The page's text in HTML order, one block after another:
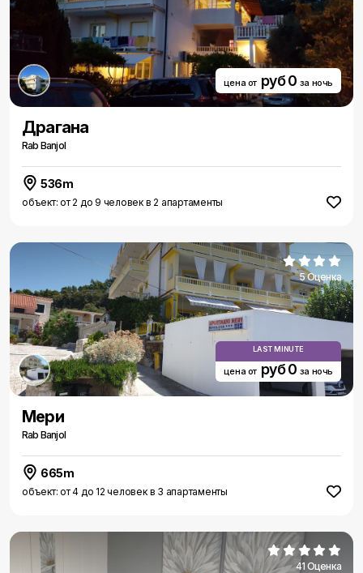
цена от руб 0 за ночь
Драгана
Rab Banjol
536m
объект: от 2 до 9 человек в 2 апартаменты
5 Оценка
LAST MINUTE
цена от руб 0 за ночь
Мери
Rab Banjol
665m
объект: от 4 до 12 человек в 3 апартаменты
41 Оценка